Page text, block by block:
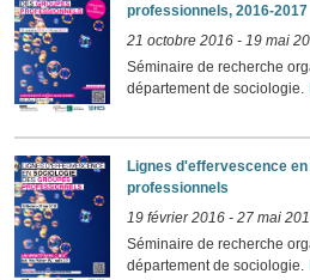
professionnels, 2016-2017
21 octobre 2016 - 19 mai
Séminaire de recherche
département de sociologie.
Lignes d'effervescence
professionnels
19 février 2016 - 27 mai
Séminaire de recherche
département de sociologie.